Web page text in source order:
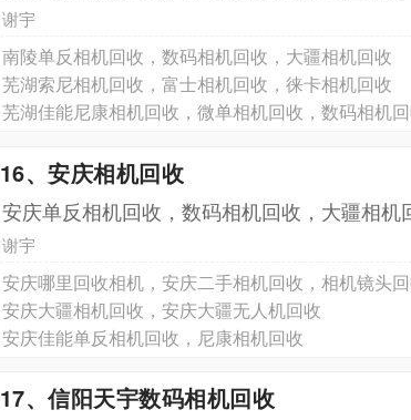
谢宇
南陵单反相机回收，数码相机回收，大疆相机回收
芜湖索尼相机回收，富士相机回收，徕卡相机回收
芜湖佳能尼康相机回收，微单相机回收，数码相机
16、安庆相机回收
安庆单反相机回收，数码相机回收，大疆相机
谢宇
安庆哪里回收相机，安庆二手相机回收，相机镜头
安庆大疆相机回收，安庆大疆无人机回收
安庆佳能单反相机回收，尼康相机回收
17、信阳天宇数码相机回收